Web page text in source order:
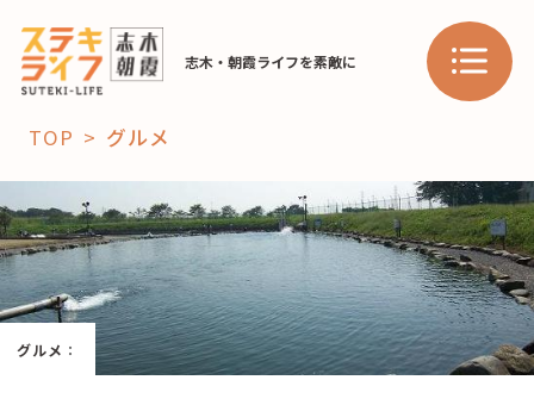
志木・朝霞ライフを素敵に
「コト」
子育て
暮らし
おすすめ
スポット 学び・教育
TOP グルメ
グルメ ：